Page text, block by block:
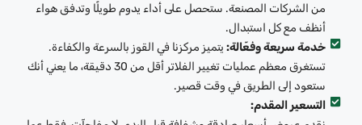
من الشركات المصنعة. ستحصل على أداء يدوم طويلًا وتدفق هواء
أنظف مع كل استبدال.
خدمة سريعة وفعّالة:يتميز مركزنا في القوز بالسرعة والكفاءة.
تستغرق معظم عمليات تغيير الفلاتر أقل من 30 دقيقة، ما يعني أنك
ستعود إلى الطريق في وقت قصير.
التسعير المقدم: